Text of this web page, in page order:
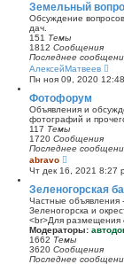
е
н
ю
н
е
у
с
о
о
б
е
н
и
ю
е
й
т
к
п
о
с
л
д
н
е
м
у
с
о
о
щ
е
н
и
ю
Земельный
Обсуждение
дач.
151 Темы
1812 Сообщения
Последнее
АлексейМатвеев
е
р
т
и
о
л
д
н
е
м
у
о
Пн ноя 09, 2020
Фотофорум
Объявления и
фотографий и
117 Темы
1720 Сообщения
Последнее
abravo
е
р
е
й
т
и
к
п
о
с
Чт дек 16, 2021 8:27
Зеленогорская
Частные объявления
Зеленогорска и
<br>Для размещения
Модераторы:
1662 Темы
3620 Сообщения
Последнее